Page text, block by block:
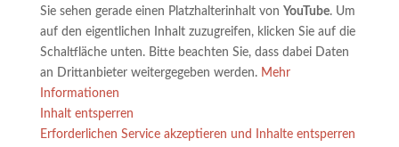
Sie sehen gerade einen Platzhalterinhalt von YouTube. Um
auf den eigentlichen Inhalt zuzugreifen, klicken Sie auf die
Schaltfläche unten. Bitte beachten Sie, dass dabei Daten
an Drittanbieter weitergegeben werden. Mehr
Informationen
Inhalt entsperren
Erforderlichen Service akzeptieren und Inhalte entsperren